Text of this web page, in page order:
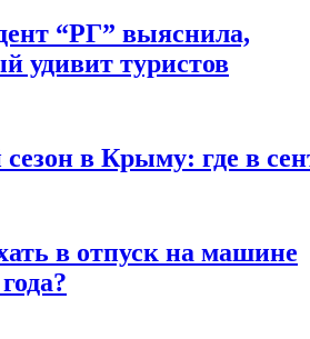
“РГ” выяснила,
удивит туристов
в Крыму: где в
в отпуск на машине